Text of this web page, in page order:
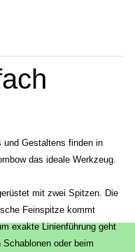
und Gestaltens finden in
das ideale Werkzeug.
mit zwei Spitzen. Die
Feinspitze kommt
exakte Linienführung geht
oder beim